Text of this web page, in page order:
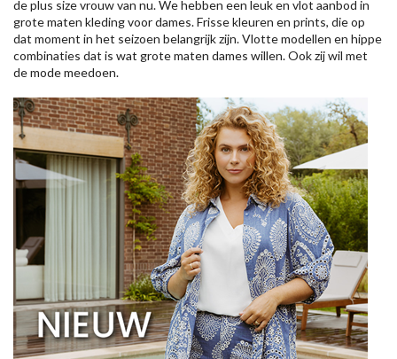
de plus size vrouw van nu. We hebben een leuk en vlot aanbod in
grote maten kleding voor dames. Frisse kleuren en prints, die op
dat moment in het seizoen belangrijk zijn. Vlotte modellen en hippe
combinaties dat is wat grote maten dames willen. Ook zij wil met
de mode meedoen.